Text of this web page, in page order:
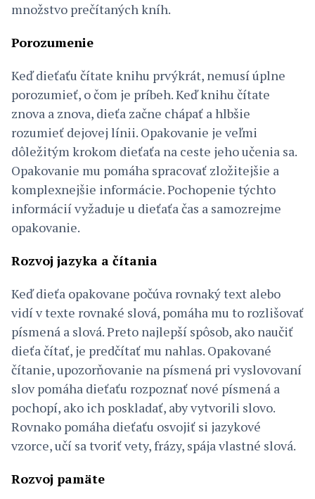
množstvo prečítaných kníh.
Porozumenie
Keď dieťaťu čítate knihu prvýkrát, nemusí úplne
porozumieť, o čom je príbeh. Keď knihu čítate
znova a znova, dieťa začne chápať a hlbšie
rozumieť dejovej línii. Opakovanie je veľmi
dôležitým krokom dieťaťa na ceste jeho učenia sa.
Opakovanie mu pomáha spracovať zložitejšie a
komplexnejšie informácie. Pochopenie týchto
informácií vyžaduje u dieťaťa čas a samozrejme
opakovanie.
Rozvoj jazyka a čítania
Keď dieťa opakovane počúva rovnaký text alebo
vidí v texte rovnaké slová, pomáha mu to rozlišovať
písmená a slová. Preto najlepší spôsob, ako naučiť
dieťa čítať, je predčítať mu nahlas. Opakované
čítanie, upozorňovanie na písmená pri vyslovovaní
slov pomáha dieťaťu rozpoznať nové písmená a
pochopí, ako ich poskladať, aby vytvorili slovo.
Rovnako pomáha dieťaťu osvojiť si jazykové
vzorce, učí sa tvoriť vety, frázy, spája vlastné slová.
Rozvoj pamäte